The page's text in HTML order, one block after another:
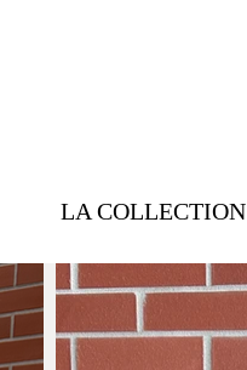
LA COLLECTION